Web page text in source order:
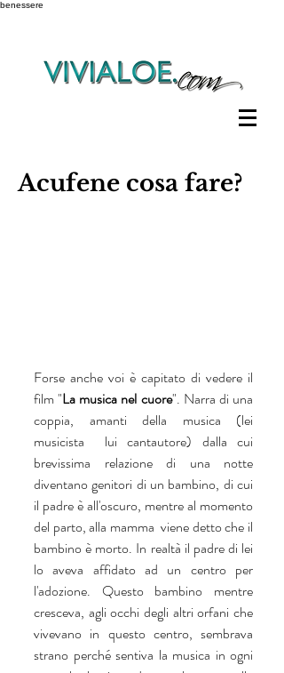
benessere
Acufene cosa fare?
Forse anche voi è capitato di vedere il
film "La musica nel cuore". Narra di una
coppia, amanti della musica (lei
musicista  lui cantautore) dalla cui
brevissima relazione di una notte
diventano genitori di un bambino, di cui
il padre è all'oscuro, mentre al momento
del parto, alla mamma  viene detto che il
bambino è morto. In realtà il padre di lei
lo aveva affidato ad un centro per
l'adozione. Questo bambino mentre
cresceva, agli occhi degli altri orfani che
vivevano in questo centro, sembrava
strano perché sentiva la musica in ogni